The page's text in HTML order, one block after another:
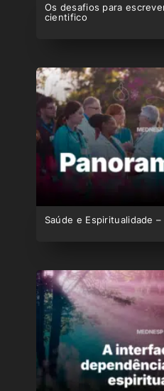
Os desafios para
cientifico
Saúde e Espiritualidade –